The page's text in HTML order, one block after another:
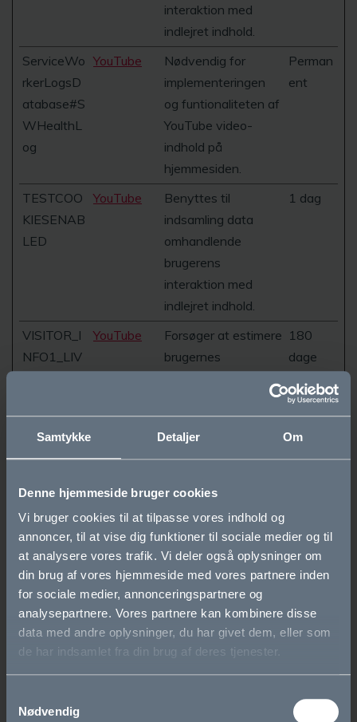
Samtykke Detaljer Om
Denne hjemmeside bruger cookies
Vi bruger cookies til at tilpasse vores indhold og
annoncer, til at vise dig funktioner til sociale medier og til
at analysere vores trafik. Vi deler også oplysninger om
din brug af vores hjemmeside med vores partnere inden
for sociale medier, annonceringspartnere og
analysepartnere. Vores partnere kan kombinere disse
data med andre oplysninger, du har givet dem, eller som
de har indsamlet fra din brug af deres tjenester.
Nødvendig
interaktion med
indlejret indhold.
ServiceWo
rkerLogsD
atabase#S
WHealthL
og
YouTube
Nødvendig for
implementeringen
og funtionaliteten af
YouTube video-
indhold på
hjemmesiden.
Perman
ent
TESTCOO
KIESENAB
LED
YouTube
Benyttes til
indsamling data
omhandlende
brugerens
interaktion med
indlejret indhold.
1 dag
VISITOR_I
NFO1_LIV
YouTube
Forsøger at estimere
brugernes
YouTube-video.
180
dage
jobannoncer den
besøgende bliver
vist, og hvilke
annoncer der klikkes
på. Denne
information bruges
af hjemmesiden til at
optimere
ycrm_sessi Session